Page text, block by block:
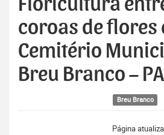
Floricultura
coroas de flores
Cemitério
Breu Branco – PA
Breu Branco
Página